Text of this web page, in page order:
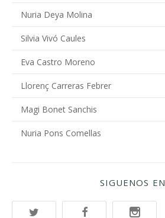
Nuria Deya Molina
Silvia Vivó Caules
Eva Castro Moreno
Llorenç Carreras Febrer
Magi Bonet Sanchis
Nuria Pons Comellas
SIGUENOS EN